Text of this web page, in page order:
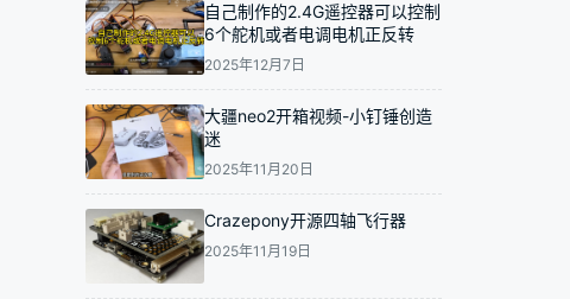
自己制作的2.4G遥控器可以控制
6个舵机或者电调电机正反转
2025年12月7日
大疆neo2开箱视频-小钉锤创造
迷
2025年11月20日
Crazepony开源四轴飞行器
2025年11月19日